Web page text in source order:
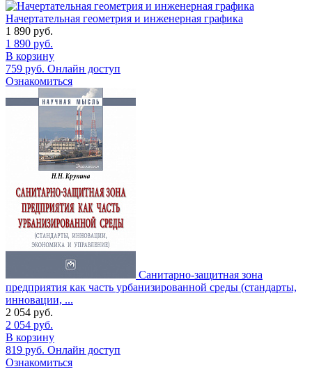
Начертательная геометрия и инженерная графика
1 890 руб.
1 890 руб.
В корзину
759 руб. Онлайн доступ
Ознакомиться
Санитарно-защитная зона
предприятия как часть урбанизированной среды (стандарты,
инновации, ...
2 054 руб.
2 054 руб.
В корзину
819 руб. Онлайн доступ
Ознакомиться